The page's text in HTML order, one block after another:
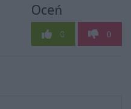
Oceń
0 0